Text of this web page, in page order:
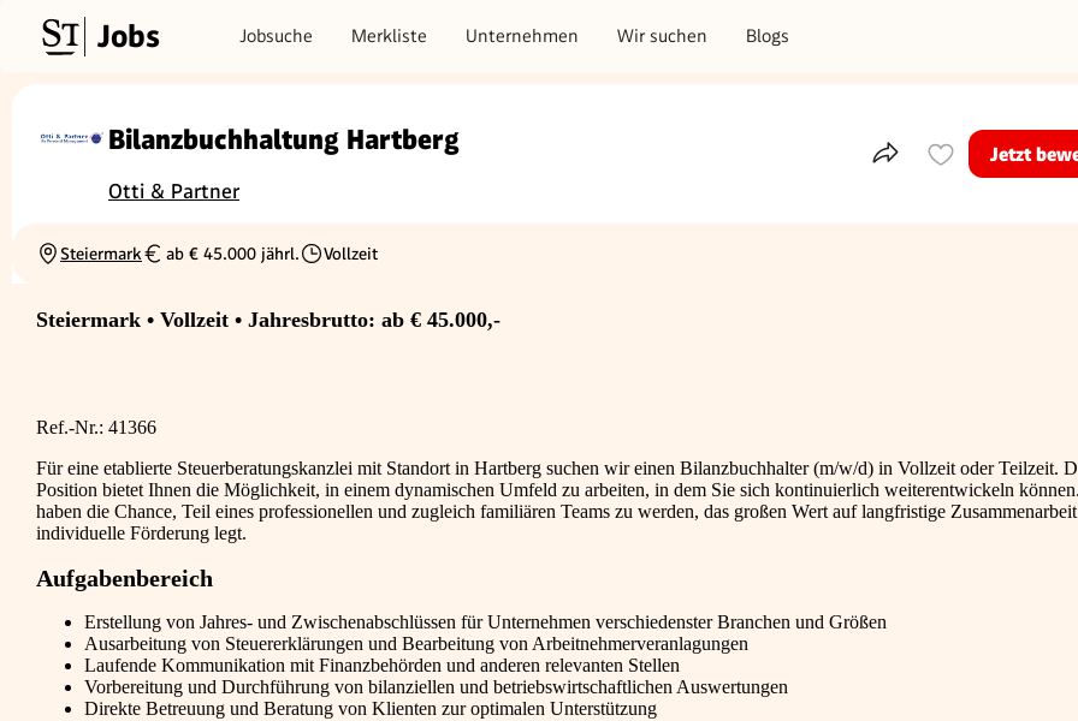
Jobs Jobsuche Merkliste Unternehmen Wir suchen Blogs
Bilanzbuchhaltung Hartberg
Otti & Partner
Teile dieses Inserat
Jetzt
Ortschaft
Steiermark
Gehalt
ab € 45.000 jährl.
Beschäftigungsart
Vollzeit
Steiermark • Vollzeit • Jahresbrutto: ab € 45.000,-
Ref.-Nr.: 41366
Für eine etablierte Steuerberatungskanzlei mit Standort in Hartberg suchen wir einen Bilanzbuchhalter (m/w/d) in Vollzeit oder Teilzeit.
Position bietet Ihnen die Möglichkeit, in einem dynamischen Umfeld zu arbeiten, in dem Sie sich kontinuierlich weiterentwickeln
haben die Chance, Teil eines professionellen und zugleich familiären Teams zu werden, das großen Wert auf langfristige
individuelle Förderung legt.
Aufgabenbereich
Erstellung von Jahres- und Zwischenabschlüssen für Unternehmen verschiedenster Branchen und Größen
Ausarbeitung von Steuererklärungen und Bearbeitung von Arbeitnehmerveranlagungen
Laufende Kommunikation mit Finanzbehörden und anderen relevanten Stellen
Vorbereitung und Durchführung von bilanziellen und betriebswirtschaftlichen Auswertungen
Direkte Betreuung und Beratung von Klienten zur optimalen Unterstützung